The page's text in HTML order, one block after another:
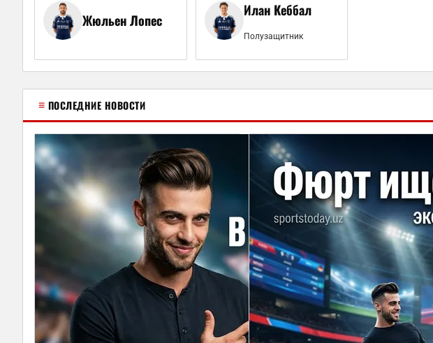
Жюльен Лопес
Илан Кеббал
Полузащитник
≡ ПОСЛЕДНИЕ НОВОСТИ